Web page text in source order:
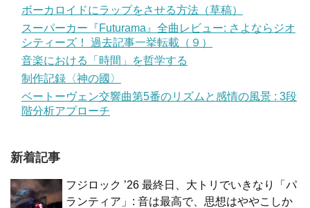
ボーカロイドにラップをさせる方法（草稿）
スーパーカー『Futurama』全曲レビュー: さよならジオ
シティーズ！ 過去記事一挙転載（９）
音楽における「時間」を哲学する
制作記録〈神の國〉
ベートーヴェン交響曲第5番のリズムと感情の風景 : 3段
階分析アプローチ
新着記事
フジロック ’26 最終日、大トリでいきなり「パ
ランティア」: 音は最高で、思想はややこしか